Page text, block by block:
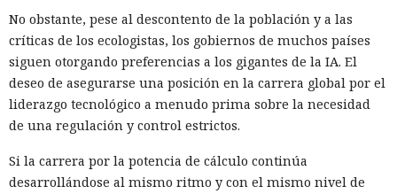
No obstante, pese al descontento de la población y a las
críticas de los ecologistas, los gobiernos de muchos países
siguen otorgando preferencias a los gigantes de la IA. El
deseo de asegurarse una posición en la carrera global por el
liderazgo tecnológico a menudo prima sobre la necesidad
de una regulación y control estrictos.
Si la carrera por la potencia de cálculo continúa
desarrollándose al mismo ritmo y con el mismo nivel de